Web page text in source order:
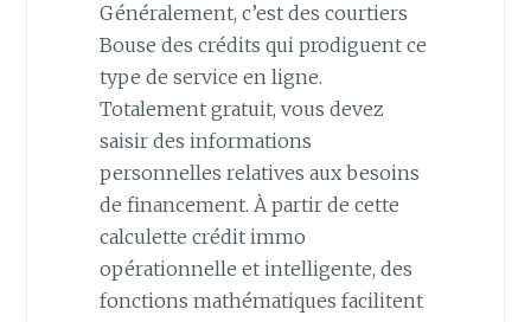
Généralement, c’est des courtiers
Bouse des crédits qui prodiguent ce
type de service en ligne.
Totalement gratuit, vous devez
saisir des informations
personnelles relatives aux besoins
de financement. À partir de cette
calculette crédit immo
opérationnelle et intelligente, des
fonctions mathématiques facilitent